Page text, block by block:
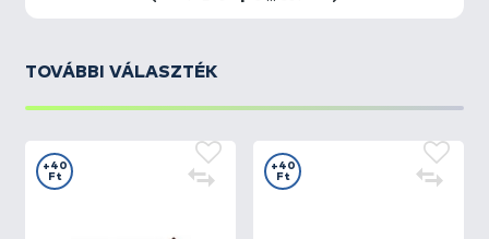
TOVÁBBI VÁLASZTÉK
+40
Ft
+40
Ft